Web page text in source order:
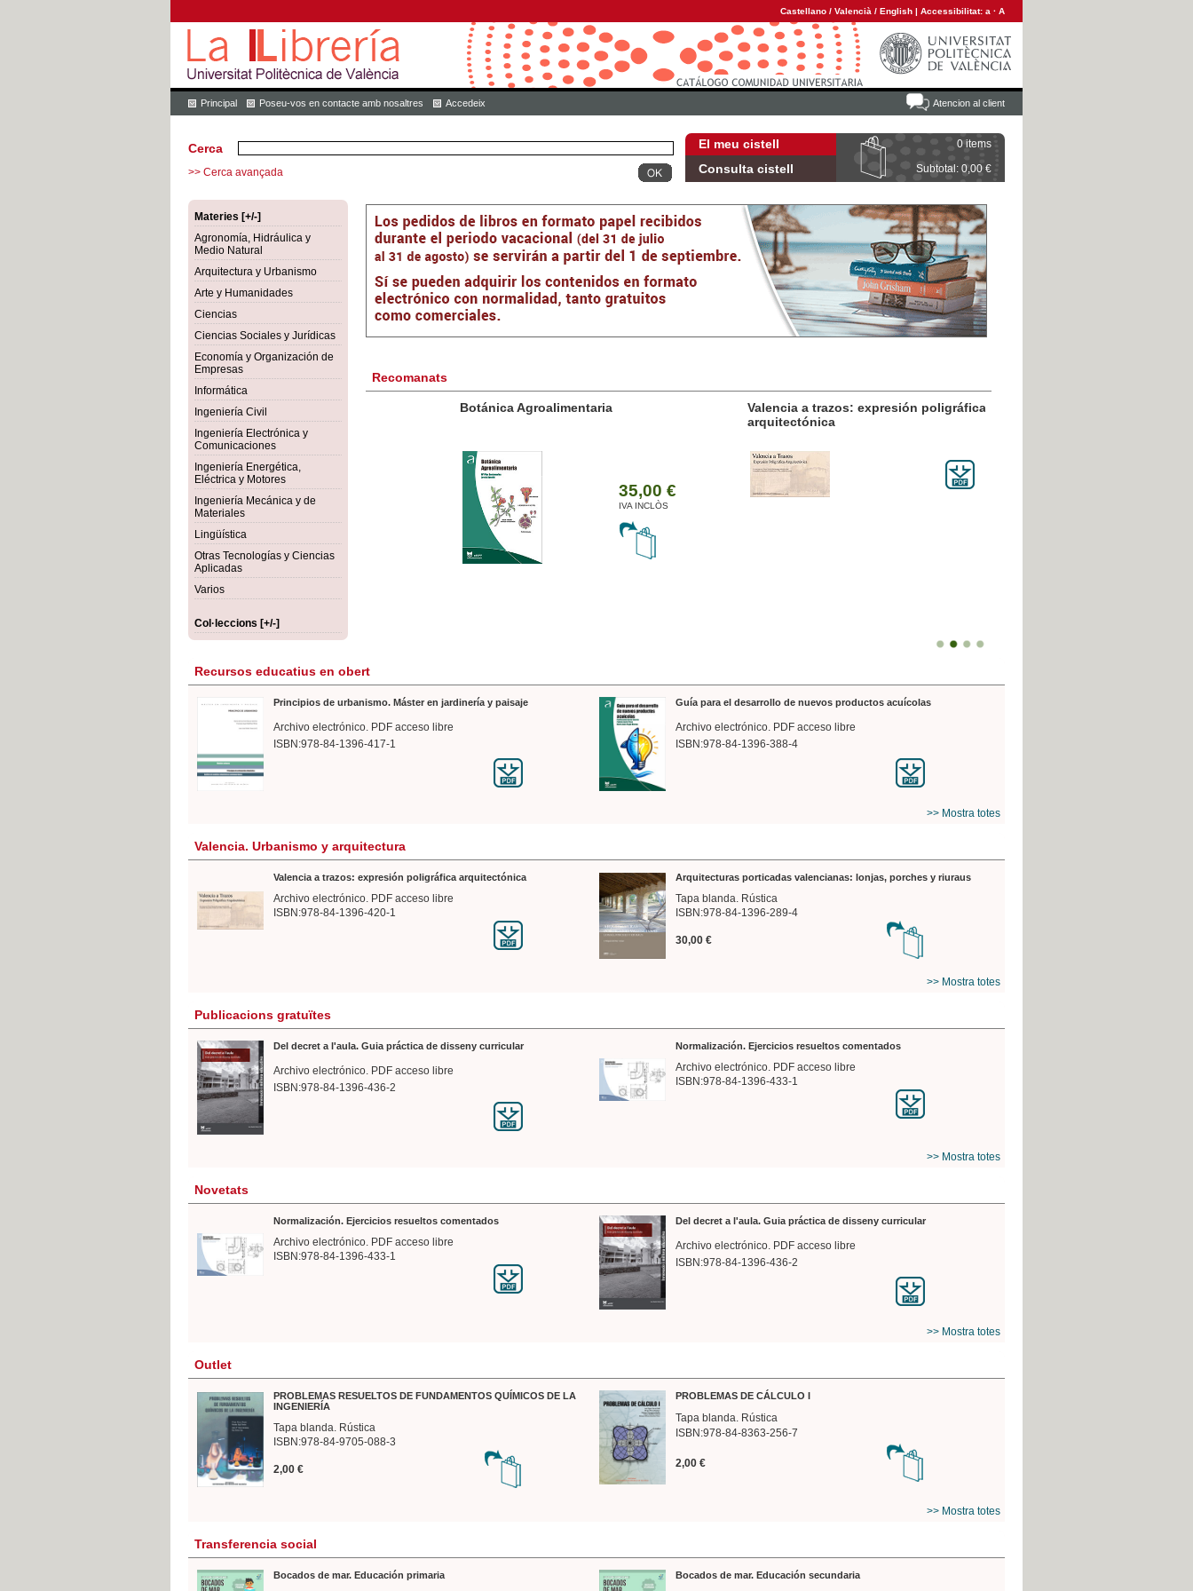
Castellano / Valencià / English | Accessibilitat: a · A
Atencion al client
Principal Poseu-vos en contacte amb nosaltres Accedeix
El meu cistell 0 items
Consulta cistell Subtotal: 0,00 €
Cerca
>> Cerca avançada
Materies [+/-]
Agronomía, Hidráulica y
Medio Natural
Arquitectura y Urbanismo
Arte y Humanidades
Ciencias
Ciencias Sociales y Jurídicas
Economía y Organización de
Empresas
Informática
Ingeniería Civil
Ingeniería Electrónica y
Comunicaciones
Ingeniería Energética,
Eléctrica y Motores
Ingeniería Mecánica y de
Materiales
Lingüística
Otras Tecnologías y Ciencias
Aplicadas
Varios
Col·leccions [+/-]
Recomanats
Botánica Agroalimentaria
IVA INCLÒS
Valencia a trazos: expresión poligráfica
arquitectónica
Recursos educatius en obert
Principios de urbanismo. Máster en jardinería y paisaje
Archivo electrónico. PDF acceso libre
ISBN:978-84-1396-417-1
Guía para el desarrollo de nuevos productos acuícolas
Archivo electrónico. PDF acceso libre
ISBN:978-84-1396-388-4
>> Mostra totes
Valencia. Urbanismo y arquitectura
Valencia a trazos: expresión poligráfica arquitectónica
Archivo electrónico. PDF acceso libre
ISBN:978-84-1396-420-1
Arquitecturas porticadas valencianas: lonjas, porches y riuraus
Tapa blanda. Rústica
ISBN:978-84-1396-289-4
30,00 €
>> Mostra totes
Publicacions gratuïtes
Del decret a l'aula. Guia práctica de disseny curricular
Archivo electrónico. PDF acceso libre
ISBN:978-84-1396-436-2
Normalización. Ejercicios resueltos comentados
Archivo electrónico. PDF acceso libre
ISBN:978-84-1396-433-1
>> Mostra totes
Novetats
Normalización. Ejercicios resueltos comentados
Archivo electrónico. PDF acceso libre
ISBN:978-84-1396-433-1
Del decret a l'aula. Guia práctica de disseny curricular
Archivo electrónico. PDF acceso libre
ISBN:978-84-1396-436-2
>> Mostra totes
Outlet
PROBLEMAS RESUELTOS DE FUNDAMENTOS QUÍMICOS DE LA
INGENIERÍA
Tapa blanda. Rústica
ISBN:978-84-9705-088-3
2,00 €
PROBLEMAS DE CÁLCULO I
Tapa blanda. Rústica
ISBN:978-84-8363-256-7
2,00 €
>> Mostra totes
Transferencia social
Bocados de mar. Educación primaria Bocados de mar. Educación secundaria